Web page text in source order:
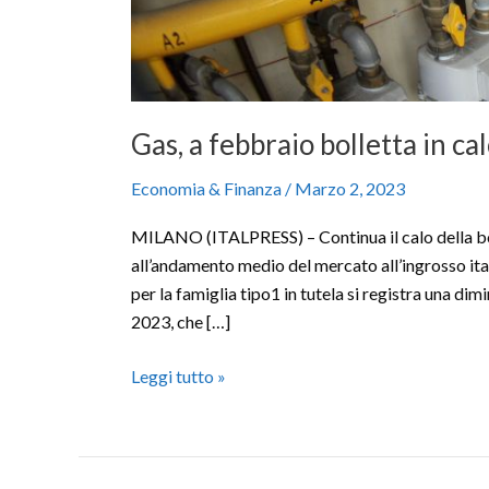
Gas, a febbraio bolletta in
Economia & Finanza / Marzo 2, 2023
MILANO (ITALPRESS) – Continua il calo della
all’andamento medio del mercato all’ingrosso
per la famiglia tipo1 in tutela si registra una
2023, che […]
Leggi tutto »